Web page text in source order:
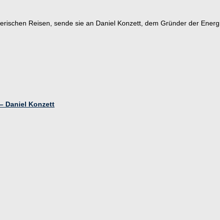
Reisen, sende sie an Daniel Konzett, dem Gründer der
Daniel Konzett